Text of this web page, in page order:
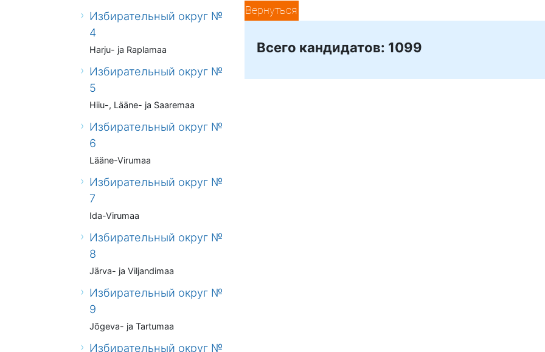
Избирательный округ №
4
Harju- ja Raplamaa
Избирательный округ №
5
Hiiu-, Lääne- ja Saaremaa
Избирательный округ №
6
Lääne-Virumaa
Избирательный округ №
7
Ida-Virumaa
Избирательный округ №
8
Järva- ja Viljandimaa
Избирательный округ №
9
Jõgeva- ja Tartumaa
Избирательный округ №
Вернуться
Всего кандидатов: 1099